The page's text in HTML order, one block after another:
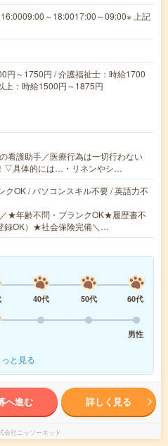
16:0009:00～18:0017:00～09:00※ 上記
円～1750円 / 介護福祉士：時給1700
上：時給1500円～1875円
看護助手／医療行為は一切行わない
▽具体的には…・リネンやシ…
クOK / パソコンスキル不要 / 英語力不
★年齢不問・ブランクOK★履歴書不
録OK）★社会保険完備＼…
40代 50代
60代
男性
っと見る
へ進む 詳しく見る
会社ニッソーネット